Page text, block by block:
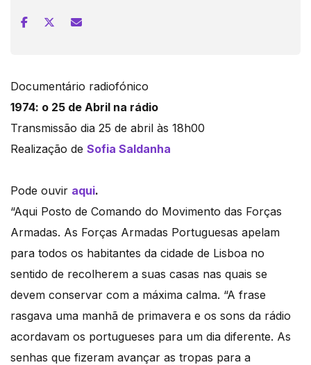
Documentário radiofónico
1974: o 25 de Abril na rádio
Transmissão dia 25 de abril às 18h00
Realização de Sofia Saldanha
Pode ouvir aqui.
“Aqui Posto de Comando do Movimento das Forças
Armadas. As Forças Armadas Portuguesas apelam
para todos os habitantes da cidade de Lisboa no
sentido de recolherem a suas casas nas quais se
devem conservar com a máxima calma. “A frase
rasgava uma manhã de primavera e os sons da rádio
acordavam os portugueses para um dia diferente. As
senhas que fizeram avançar as tropas para a